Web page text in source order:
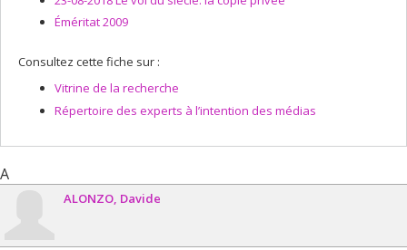
Éméritat 2009
Consultez cette fiche sur :
Vitrine de la recherche
Répertoire des experts à l’intention des médias
A
ALONZO Davide